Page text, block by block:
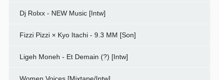
Dj Rolxx - NEW Music [Intw]
Fizzi Pizzi × Kyo Itachi - 9.3 MM [Son]
Ligeh Moneh - Et Demain (?) [Intw]